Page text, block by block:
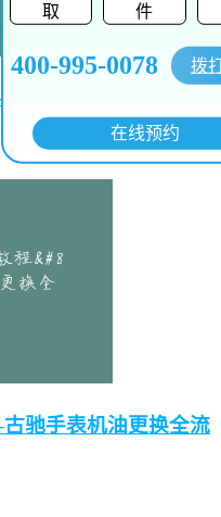
利斯手表起雾解决全
驰手表机油更换全流
取
件
400-995-0078 拨
在线预约